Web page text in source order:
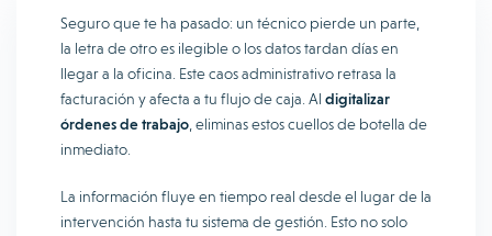
Seguro que te ha pasado: un técnico pierde un parte,
la letra de otro es ilegible o los datos tardan días en
llegar a la oficina. Este caos administrativo retrasa la
facturación y afecta a tu flujo de caja. Al digitalizar
órdenes de trabajo , eliminas estos cuellos de botella de
inmediato.
La información fluye en tiempo real desde el lugar de la
intervención hasta tu sistema de gestión. Esto no solo